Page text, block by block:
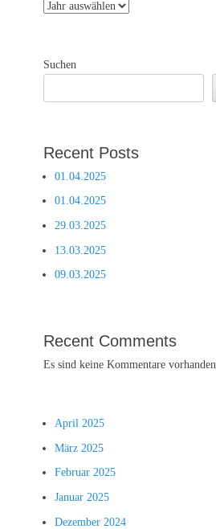
Suchen
Recent Posts
01.04.2025
01.04.2025
29.03.2025
13.03.2025
09.03.2025
Recent Comments
Es sind keine Kommentare vorhanden.
April 2025
März 2025
Februar 2025
Januar 2025
Dezember 2024